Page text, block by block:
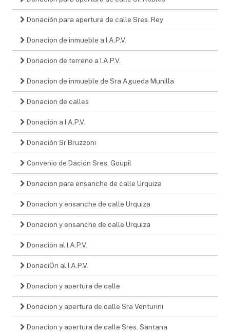
Donación para apertura de calle Sres. Rey
Donacion de inmueble a I.A.P.V.
Donacion de terreno a I.A.P.V.
Donacion de inmueble de Sra Agueda Munilla
Donacion de calles
Donación a I.A.P.V.
Donación Sr Bruzzoni
Convenio de Dación Sres. Goupil
Donacion para ensanche de calle Urquiza
Donacion y ensanche de calle Urquiza
Donacion y ensanche de calle Urquiza
Donación al I.A.P.V.
DonaciÓn al I.A.P.V.
Donacion y apertura de calle
Donacion y apertura de calle Sra Venturini
Donacion y apertura de calle Sres. Santana